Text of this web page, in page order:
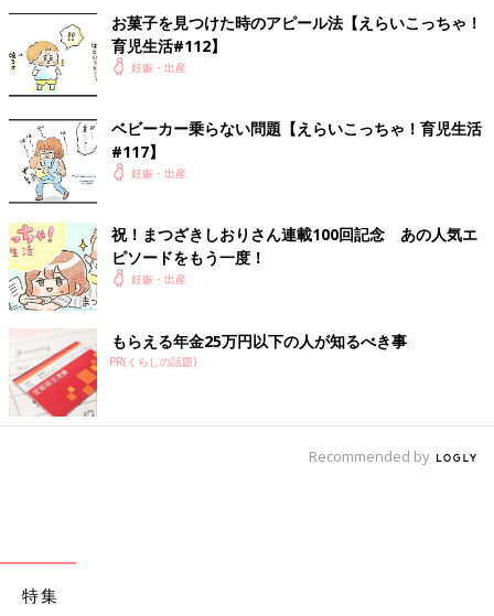
お菓子を見つけた時のアピール法【えらいこっちゃ！
育児生活#112】
妊娠・出産
ベビーカー乗らない問題【えらいこっちゃ！育児生活
#117】
妊娠・出産
祝！まつざきしおりさん連載100回記念 あの人気エ
ピソードをもう一度！
妊娠・出産
もらえる年金25万円以下の人が知るべき事
PR(くらしの話題)
Recommended by
特集